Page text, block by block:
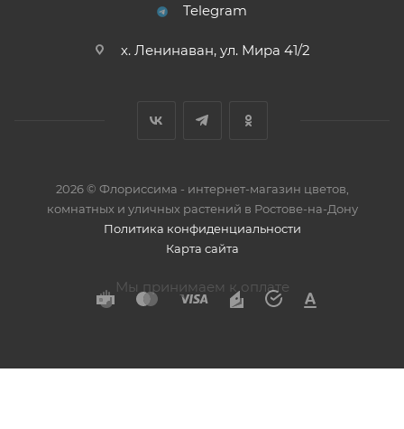
Telegram
х. Ленинаван, ул. Мира 41/2
2026 © Флориссима - интернет-магазин цветов,
комнатных и уличных растений в Ростове-на-Дону
Политика конфиденциальности
Карта сайта
Мы принимаем к оплате